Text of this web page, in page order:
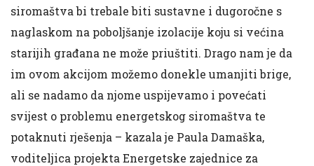
siromaštva bi trebale biti sustavne i dugoročne s
naglaskom na poboljšanje izolacije koju si većina
starijih građana ne može priuštiti. Drago nam je da
im ovom akcijom možemo donekle umanjiti brige,
ali se nadamo da njome uspijevamo i povećati
svijest o problemu energetskog siromaštva te
potaknuti rješenja – kazala je Paula Damaška,
voditeljica projekta Energetske zajednice za